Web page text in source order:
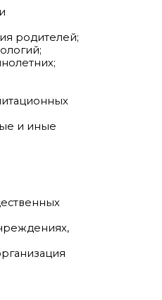
родителей;
и иные